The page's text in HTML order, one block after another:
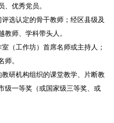
、优秀党员。
选认定的骨干教师；经区县级及
教师、学科带头人。
（工作坊）首席名师或主持人；
师。
研机构组织的课堂教学、片断教
级一等奖（或国家级三等奖、或